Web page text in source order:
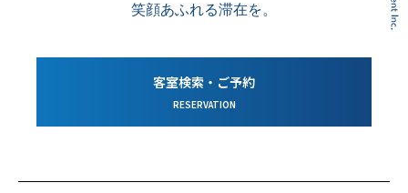
笑顔あふれる滞在を。
客室検索・ご予約
RESERVATION